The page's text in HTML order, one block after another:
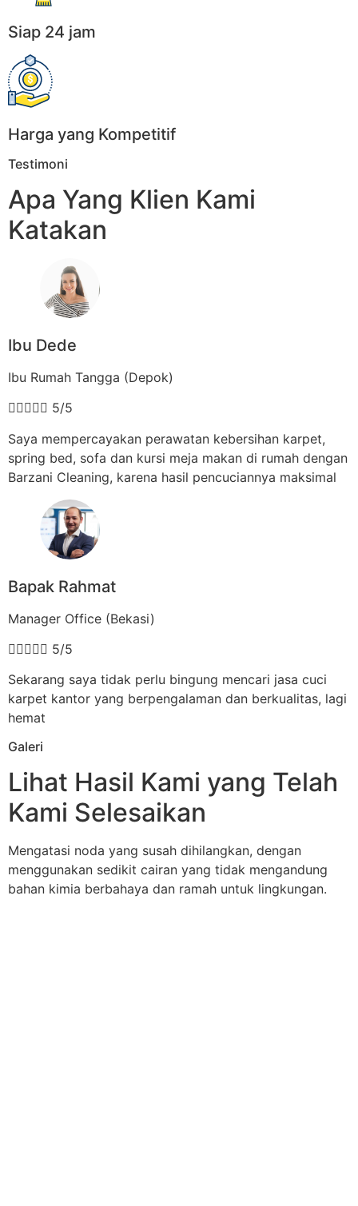
Siap 24 jam
Harga yang Kompetitif
Testimoni
Apa Yang Klien Kami
Katakan
Ibu Dede
Ibu Rumah Tangga (Depok)
 5/5
Saya mempercayakan perawatan kebersihan karpet,
spring bed, sofa dan kursi meja makan di rumah dengan
Barzani Cleaning, karena hasil pencuciannya maksimal
Bapak Rahmat
Manager Office (Bekasi)
 5/5
Sekarang saya tidak perlu bingung mencari jasa cuci
karpet kantor yang berpengalaman dan berkualitas, lagi
hemat
Galeri
Lihat Hasil Kami yang Telah
Kami Selesaikan
Mengatasi noda yang susah dihilangkan, dengan
menggunakan sedikit cairan yang tidak mengandung
bahan kimia berbahaya dan ramah untuk lingkungan.